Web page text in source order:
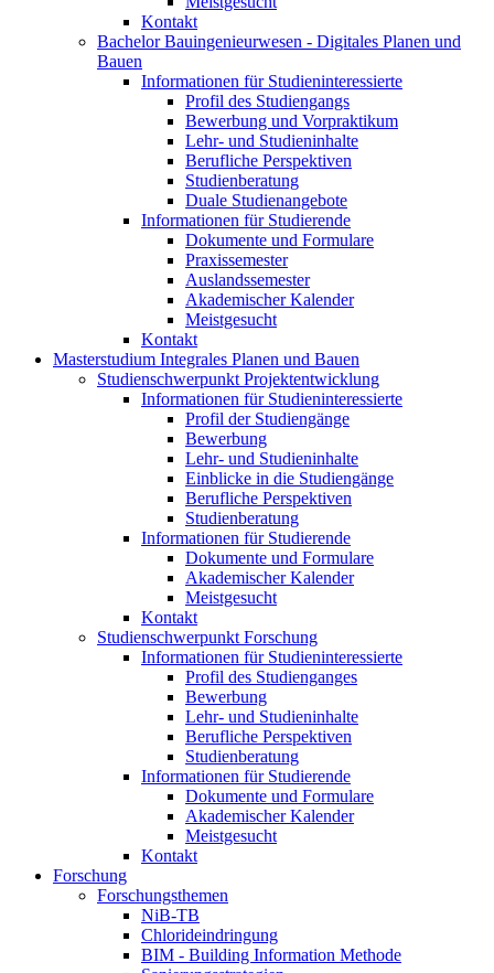
Kontakt
Bachelor Bauingenieurwesen - Digitales Planen und
Bauen
Informationen für Studieninteressierte
Profil des Studiengangs
Bewerbung und Vorpraktikum
Lehr- und Studieninhalte
Berufliche Perspektiven
Studienberatung
Duale Studienangebote
Informationen für Studierende
Dokumente und Formulare
Praxissemester
Auslandssemester
Akademischer Kalender
Meistgesucht
Kontakt
Masterstudium Integrales Planen und Bauen
Studienschwerpunkt Projektentwicklung
Informationen für Studieninteressierte
Profil der Studiengänge
Bewerbung
Lehr- und Studieninhalte
Einblicke in die Studiengänge
Berufliche Perspektiven
Studienberatung
Informationen für Studierende
Dokumente und Formulare
Akademischer Kalender
Meistgesucht
Kontakt
Studienschwerpunkt Forschung
Informationen für Studieninteressierte
Profil des Studienganges
Bewerbung
Lehr- und Studieninhalte
Berufliche Perspektiven
Studienberatung
Informationen für Studierende
Dokumente und Formulare
Akademischer Kalender
Meistgesucht
Kontakt
Forschung
Forschungsthemen
NiB-TB
Chlorideindringung
BIM - Building Information Methode